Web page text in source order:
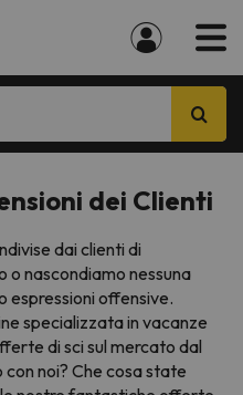
dei Clienti
dai clienti di
o nascondiamo nessuna
espressioni offensive.
specializzata in vacanze
di sci sul mercato dal
noi? Che cosa state